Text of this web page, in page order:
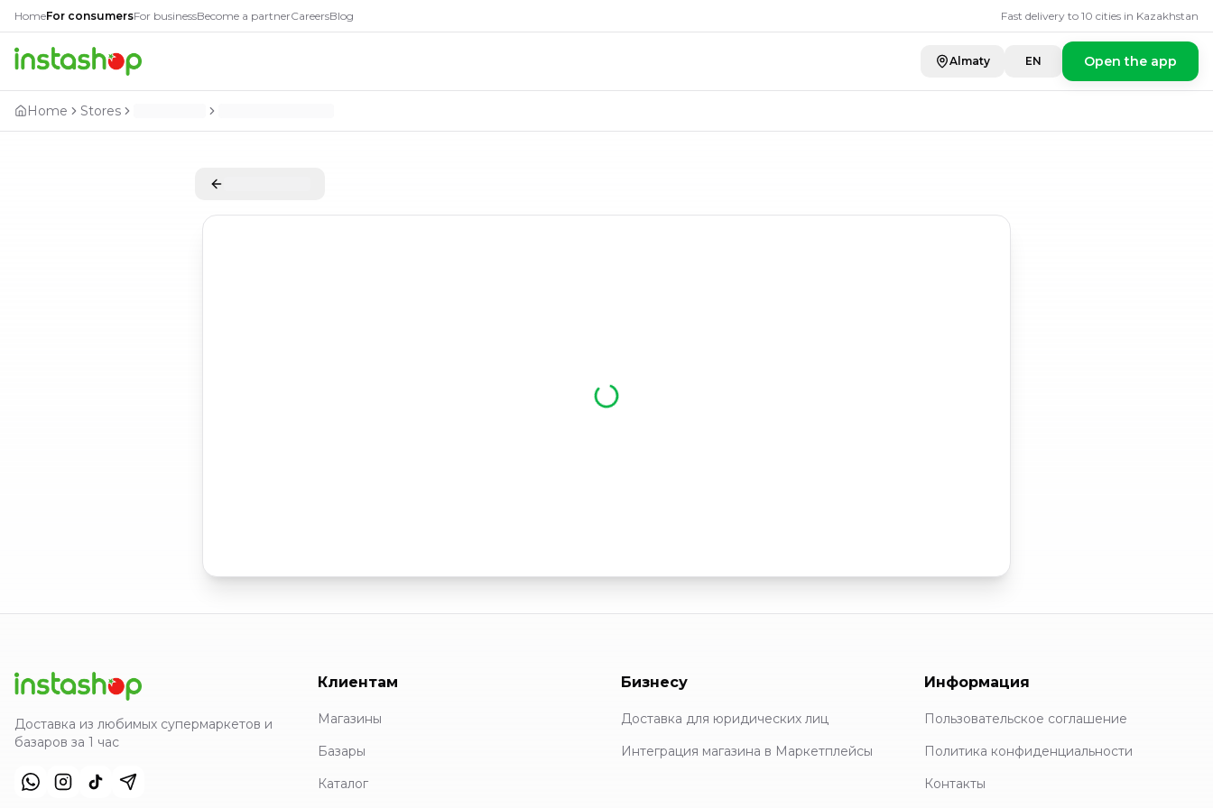
HomeFor consumersFor businessBecome a partnerCareersBlog Fast delivery to 10 cities in Kazakhstan
Almaty EN Open the app
Home Stores
Доставка из любимых супермаркетов и
базаров за 1 час
Клиентам
Магазины
Базары
Каталог
Бизнесу
Доставка для юридических лиц
Интеграция магазина в Маркетплейсы
Информация
Пользовательское соглашение
Политика конфиденциальности
Контакты